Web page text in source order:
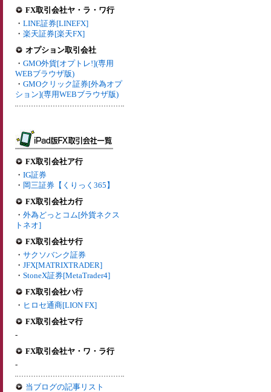
FX取引会社ヤ・ラ・ワ行
・ LINE証券[LINEFX]
・ 楽天証券[楽天FX]
オプション取引会社
・ GMO外貨[オプトレ!](専用
WEBブラウザ版)
・ GMOクリック証券[外為オプ
ション](専用WEBブラウザ版)
FX取引会社ア行
・ IG証券
・ 岡三証券【くりっく365】
FX取引会社カ行
・ 外為どっとコム[外貨ネクス
トネオ]
FX取引会社サ行
・ サクソバンク証券
・ JFX[MATRIXTRADER]
・ StoneX証券[MetaTrader4]
FX取引会社ハ行
・ ヒロセ通商[LION FX]
FX取引会社マ行
-
FX取引会社ヤ・ワ・ラ行
-
当ブログの記事リスト